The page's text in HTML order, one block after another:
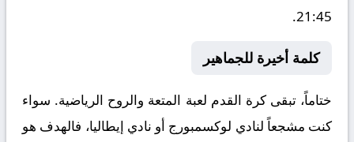
21:45.
كلمة أخيرة للجماهير
ختاماً، تبقى كرة القدم لعبة المتعة والروح الرياضية. سواء
كنت مشجعاً لنادي لوكسمبورج أو نادي إيطاليا، فالهدف هو